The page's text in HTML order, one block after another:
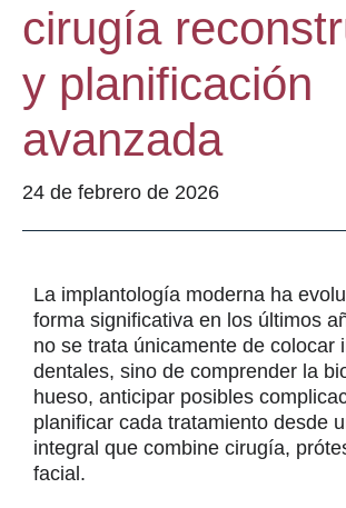
cirugía
y planificación
avanzada
24 de febrero de 2026
La implantología moderna ha
forma significativa en los últimos
no se trata únicamente de colocar
dentales, sino de comprender la
hueso, anticipar posibles
planificar cada tratamiento desde
integral que combine cirugía,
facial.